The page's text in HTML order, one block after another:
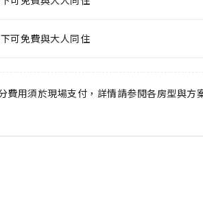
可免費與大人同住
用須於現場支付，詳情請参閱各房型與方